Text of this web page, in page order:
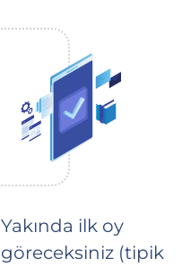
Yakında ilk oy
göreceksiniz (tipik